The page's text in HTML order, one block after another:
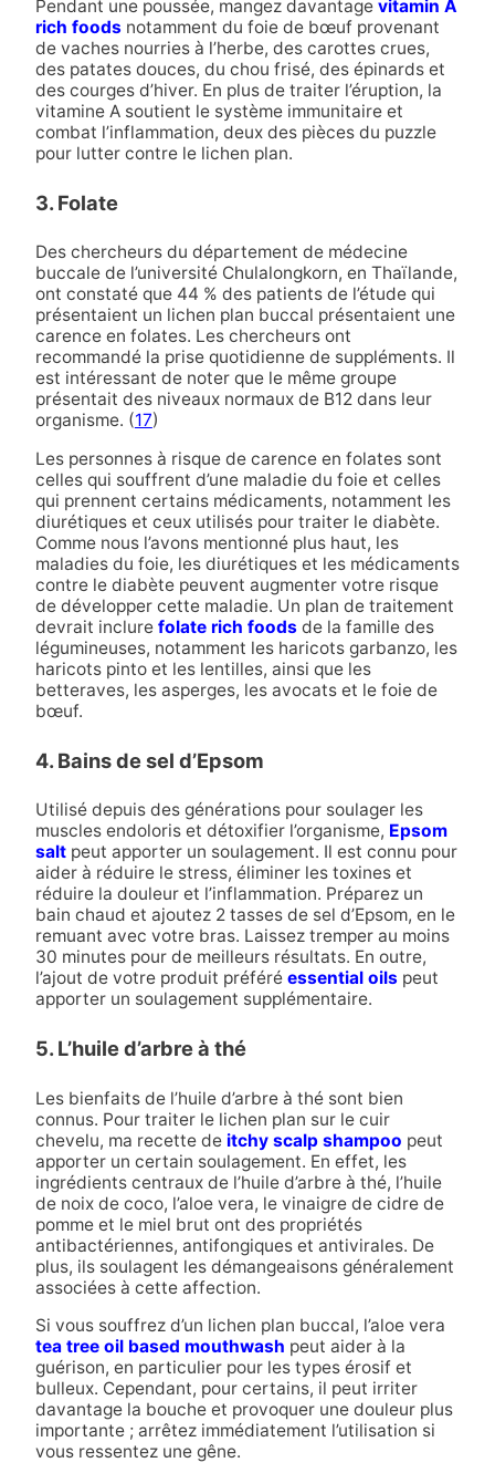
Pendant une poussée, mangez davantage vitamin A
rich foodsnotamment du foie de bœuf provenant
de vaches nourries à l’herbe, des carottes crues,
des patates douces, du chou frisé, des épinards et
des courges d’hiver. En plus de traiter l’éruption, la
vitamine A soutient le système immunitaire et
combat l’inflammation, deux des pièces du puzzle
pour lutter contre le lichen plan.
3. Folate
Des chercheurs du département de médecine
buccale de l’université Chulalongkorn, en Thaïlande,
ont constaté que 44 % des patients de l’étude qui
présentaient un lichen plan buccal présentaient une
carence en folates. Les chercheurs ont
recommandé la prise quotidienne de suppléments. Il
est intéressant de noter que le même groupe
présentait des niveaux normaux de B12 dans leur
organisme. (17)
Les personnes à risque de carence en folates sont
celles qui souffrent d’une maladie du foie et celles
qui prennent certains médicaments, notamment les
diurétiques et ceux utilisés pour traiter le diabète.
Comme nous l’avons mentionné plus haut, les
maladies du foie, les diurétiques et les médicaments
contre le diabète peuvent augmenter votre risque
de développer cette maladie. Un plan de traitement
devrait inclure folate rich foodsde la famille des
légumineuses, notamment les haricots garbanzo, les
haricots pinto et les lentilles, ainsi que les
betteraves, les asperges, les avocats et le foie de
bœuf.
4. Bains de sel d’Epsom
Utilisé depuis des générations pour soulager les
muscles endoloris et détoxifier l’organisme, Epsom
saltpeut apporter un soulagement. Il est connu pour
aider à réduire le stress, éliminer les toxines et
réduire la douleur et l’inflammation. Préparez un
bain chaud et ajoutez 2 tasses de sel d’Epsom, en le
remuant avec votre bras. Laissez tremper au moins
30 minutes pour de meilleurs résultats. En outre,
l’ajout de votre produit préféré essential oilspeut
apporter un soulagement supplémentaire.
5. L’huile d’arbre à thé
Les bienfaits de l’huile d’arbre à thé sont bien
connus. Pour traiter le lichen plan sur le cuir
chevelu, ma recette de itchy scalp shampoo peut
apporter un certain soulagement. En effet, les
ingrédients centraux de l’huile d’arbre à thé, l’huile
de noix de coco, l’aloe vera, le vinaigre de cidre de
pomme et le miel brut ont des propriétés
antibactériennes, antifongiques et antivirales. De
plus, ils soulagent les démangeaisons généralement
associées à cette affection.
Si vous souffrez d’un lichen plan buccal, l’aloe vera
tea tree oil based mouthwash peut aider à la
guérison, en particulier pour les types érosif et
bulleux. Cependant, pour certains, il peut irriter
davantage la bouche et provoquer une douleur plus
importante ; arrêtez immédiatement l’utilisation si
vous ressentez une gêne.